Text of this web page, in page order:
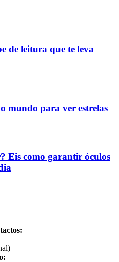
de leitura que te leva
mundo para ver estrelas
Eis como garantir óculos